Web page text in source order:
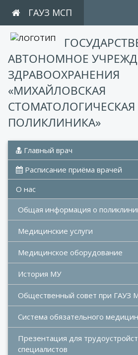
ГАУЗ МСП
АВТОНОМНОЕ
ЗДРАВООХРАНЕНИЯ
«МИХАЙЛОВСКАЯ
СТОМАТОЛОГИЧЕСКАЯ
ПОЛИКЛИНИКА»
Главный врач
Расписание приёма врачей
О нас
Общая информация о
Медицинские услуги
Медицинское оборудование
История МУ
Общественный совет при ГАУЗ
Система обязательного
Презентация для
специалистов